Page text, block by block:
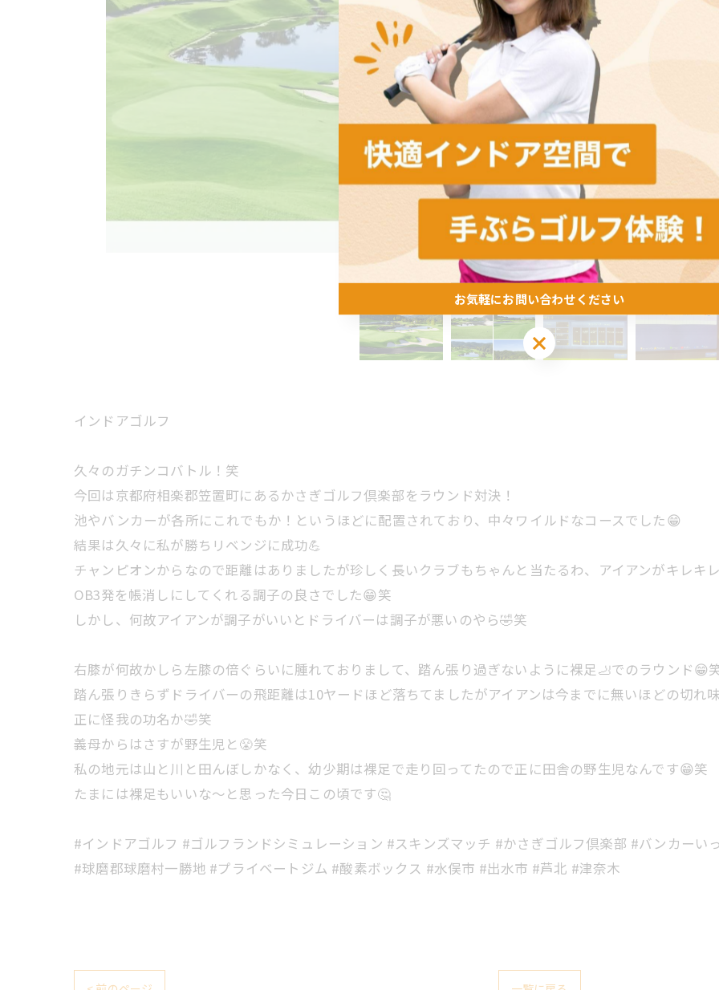
インドアゴルフ
久々のガチンコバトル！笑
今回は京都府相楽郡笠置町にあるかさぎゴルフ倶楽部をラウンド対決！
池やバンカーが各所にこれでもか！というほどに配置されており、中々ワイルドなコースでした😁
結果は久々に私が勝ちリベンジに成功💪
チャンピオンからなので距離はありましたが珍しく長いクラブもちゃんと当たるわ、アイアンがキレキ
OB3発を帳消しにしてくれる調子の良さでした😁笑
しかし、何故アイアンが調子がいいとドライバーは調子が悪いのやら🤣笑
右膝が何故かしら左膝の倍ぐらいに腫れておりまして、踏ん張り過ぎないように裸足🦶でのラウンド😁
踏ん張りきらずドライバーの飛距離は10ヤードほど落ちてましたがアイアンは今までに無いほどの切れ
正に怪我の功名か🤣笑
義母からはさすが野生児と😤笑
私の地元は山と川と田んぼしかなく、幼少期は裸足で走り回ってたので正に田舎の野生児なんです😁笑
たまには裸足もいいな〜と思った今日この頃です🤔
#インドアゴルフ #ゴルフランドシミュレーション #スキンズマッチ #かさぎゴルフ倶楽部 #バンカーい
#球磨郡球磨村一勝地 #プライベートジム #酸素ボックス #水俣市 #出水市 #芦北 #津奈木
お気軽にお問い合わせください
お気軽にお問い合わせください